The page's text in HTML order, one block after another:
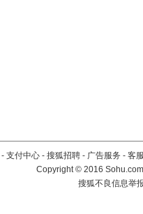
- 支付中心 - 搜狐招聘 - 广告服务 - 客
Copyright©2016
搜狐不良信息举